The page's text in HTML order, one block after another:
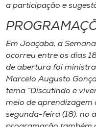
a participação e
Em Joaçaba, a
ocorreu entre os dias
de abertura foi
Marcelo Augusto
tema “Discutindo e
meio de aprendizagem
segunda-feira (18), no